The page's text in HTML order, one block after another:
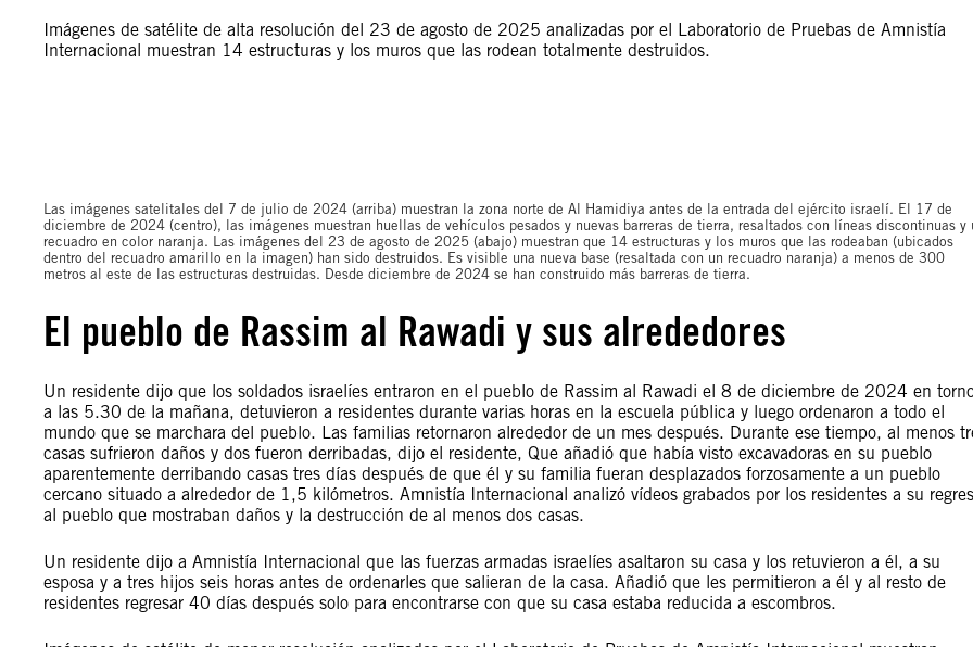
Imágenes de satélite de alta resolución del 23 de agosto de 2025 analizadas por el Laboratorio de Pruebas de Amnistía
Internacional muestran 14 estructuras y los muros que las rodean totalmente destruidos.
Las imágenes satelitales del 7 de julio de 2024 (arriba) muestran la zona norte de Al Hamidiya antes de la entrada del ejército israelí. El 17 de
diciembre de 2024 (centro), las imágenes muestran huellas de vehículos pesados y nuevas barreras de tierra, resaltados con líneas discontinuas y
recuadro en color naranja. Las imágenes del 23 de agosto de 2025 (abajo) muestran que 14 estructuras y los muros que las rodeaban (ubicados
dentro del recuadro amarillo en la imagen) han sido destruidos. Es visible una nueva base (resaltada con un recuadro naranja) a menos de 300
metros al este de las estructuras destruidas. Desde diciembre de 2024 se han construido más barreras de tierra.
El pueblo de Rassim al Rawadi y sus alrededores
Un residente dijo que los soldados israelíes entraron en el pueblo de Rassim al Rawadi el 8 de diciembre de 2024 en
a las 5.30 de la mañana, detuvieron a residentes durante varias horas en la escuela pública y luego ordenaron a todo el
mundo que se marchara del pueblo. Las familias retornaron alrededor de un mes después. Durante ese tiempo, al menos
casas sufrieron daños y dos fueron derribadas, dijo el residente, Que añadió que había visto excavadoras en su pueblo
aparentemente derribando casas tres días después de que él y su familia fueran desplazados forzosamente a un pueblo
cercano situado a alrededor de 1,5 kilómetros. Amnistía Internacional analizó vídeos grabados por los residentes a su
al pueblo que mostraban daños y la destrucción de al menos dos casas.
Un residente dijo a Amnistía Internacional que las fuerzas armadas israelíes asaltaron su casa y los retuvieron a él, a su
esposa y a tres hijos seis horas antes de ordenarles que salieran de la casa. Añadió que les permitieron a él y al resto de
residentes regresar 40 días después solo para encontrarse con que su casa estaba reducida a escombros.